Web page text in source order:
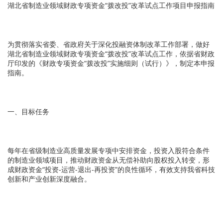
湖北省制造业领域财政专项资金“拨改投”改革试点工作项目申报指南
为贯彻落实省委、省政府关于深化投融资体制改革工作部署，做好
湖北省制造业领域财政专项资金“拨改投”改革试点工作，依据省财政
厅印发的《财政专项资金“拨改投”实施细则（试行）》，制定本申报
指南。
一、目标任务
每年在省级制造业高质量发展专项中安排资金，投资入股符合条件
的制造业领域项目，推动财政资金从无偿补助向股权投入转变，形
成财政资金“投资-运营-退出-再投资”的良性循环，有效支持我省科技
创新和产业创新深度融合。